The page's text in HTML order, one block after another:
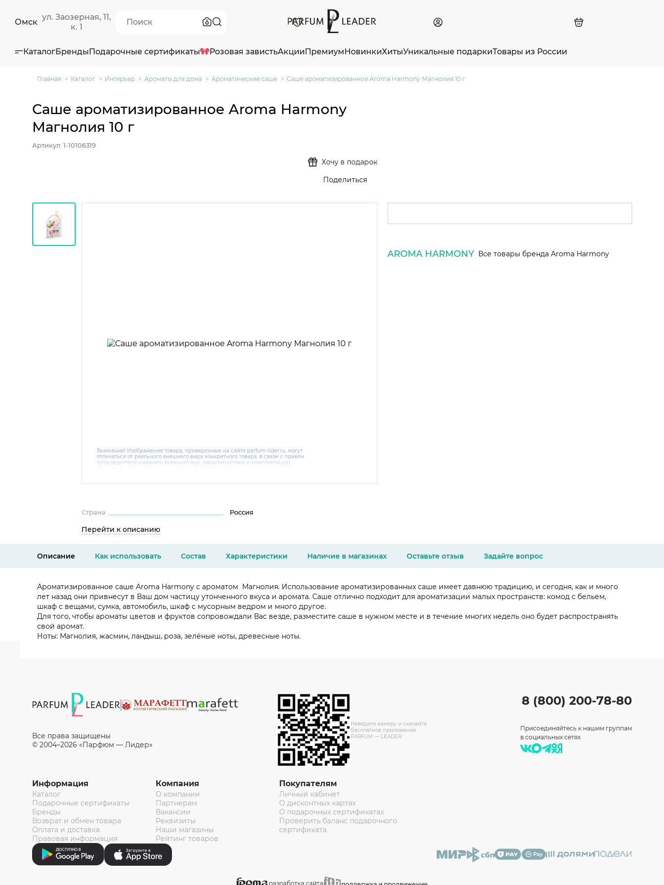
Омск
ул. Заозерная, 11,
к. 1
КаталогБрендыПодарочные сертификаты Розовая завистьАкцииПремиумНовинкиХитыУникальные подаркиТовары из России
Главная Каталог Интерьер Ароматы для дома Ароматические саше Саше ароматизированное Aroma Harmony Магнолия 10 г
Внимание! Изображения товара, приведенные на сайте parfum-lider.ru, могут
отличаться от реального внешнего вида конкретного товара, в связи с правом
производителя изменять внешний вид, характеристики и комплектацию
консультантов по номеру 8 800 200 78 80.
Саше ароматизированное Aroma Harmony
Магнолия 10 г
Артикул 1-10106319
Хочу в подарок
Поделиться
Страна Россия
Перейти к описанию
AROMA HARMONY Все товары бренда Aroma Harmony
Описание Как использовать Состав Характеристики Наличие в магазинах Оставьте отзыв Задайте вопрос
Ароматизированное саше Aroma Harmony с ароматом Магнолия. Использование ароматизированных саше имеет давнюю традицию, и сегодня, как и много
лет назад они привнесут в Ваш дом частицу утонченного вкуса и аромата. Саше отлично подходит для ароматизации малых пространств: комод с бельем,
шкаф с вещами, сумка, автомобиль, шкаф с мусорным ведром и много другое.
Для того, чтобы ароматы цветов и фруктов сопровождали Вас везде, разместите саше в нужном месте и в течение многих недель оно будет распространять
свой аромат.
Ноты: Магнолия, жасмин, ландыш, роза, зелёные ноты, древесные ноты.
Все права защищены
© 2004–2026 «Парфюм — Лидер»
Наведите камеру и скачайте
бесплатное приложение
PARFUM — LEADER
Информация
Каталог
Подарочные сертификаты
Бренды
Возврат и обмен товара
Оплата и доставка
Правовая информация
Компания
О компании
Партнерам
Вакансии
Реквизиты
Наши магазины
Рейтинг товаров
Покупателям
Личный кабинет
О дисконтных картах
О подарочных сертификатах
Проверить баланс подарочного
сертификата
8 (800) 200-78-80
Присоединяйтесь к нашим группам
в социальных сетях
разработка сайта